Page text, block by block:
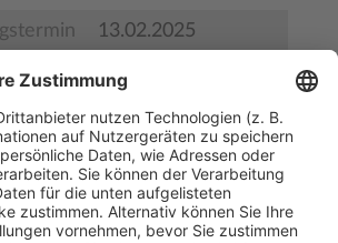
13.02.2025
9783869805313
978-3-86980-531-3